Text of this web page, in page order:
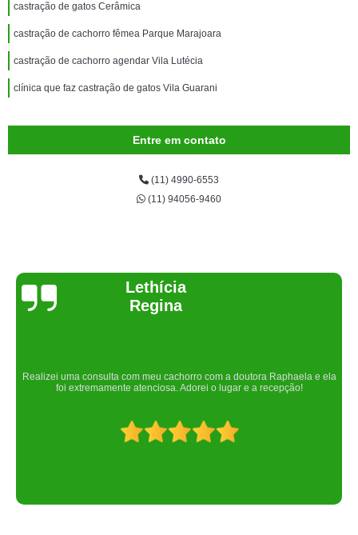
castração de gatos Cerâmica
castração de cachorro fêmea Parque Marajoara
castração de cachorro agendar Vila Lutécia
clínica que faz castração de gatos Vila Guarani
Entre em contato
(11) 4990-6553
(11) 94056-9460
Joelma Lilian
Um lugar maravilhoso. Sempre serei grata pelo que fizeram por nós!